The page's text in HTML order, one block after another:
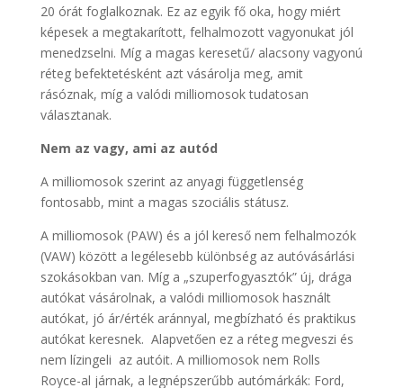
20 órát foglalkoznak. Ez az egyik fő oka, hogy miért
képesek a megtakarított, felhalmozott vagyonukat jól
menedzselni. Míg a magas keresetű/ alacsony vagyonú
réteg befektetésként azt vásárolja meg, amit
rásóznak, míg a valódi milliomosok tudatosan
választanak.
Nem az vagy, ami az autód
A milliomosok szerint az anyagi függetlenség
fontosabb, mint a magas szociális státusz.
A milliomosok (PAW) és a jól kereső nem felhalmozók
(VAW) között a legélesebb különbség az autóvásárlási
szokásokban van. Míg a „szuperfogyasztók” új, drága
autókat vásárolnak, a valódi milliomosok használt
autókat, jó ár/érték aránnyal, megbízható és praktikus
autókat keresnek. Alapvetően ez a réteg megveszi és
nem lízingeli az autóit. A milliomosok nem Rolls
Royce-al járnak, a legnépszerűbb autómárkák: Ford,